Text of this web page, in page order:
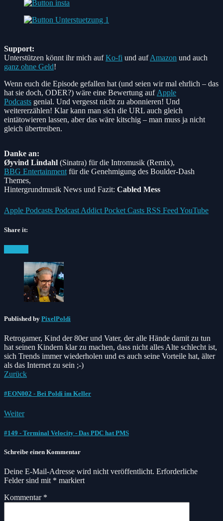
Support:
Unterstützen könnt ihr mich aufKo-fi und aufAmazon und auch
ganz ohne Geld!
Wenn euch die Episode gefallen hat (und seien wir mal ehrlich – das
hat sie doch, ODER?) wäre eine Bewertung auf Apple
Podcasts genial. Und vergesst nicht zu abonnieren! Und
weitererzählen! Klar kann man sich die URL auch gleich
eintätowieren lassen, aber das wäre kitschig – man muss ja nicht
gleich übertreiben.
Danke an:
Øyvind Lindahl (Sinatra) für die Intromusik (Remix),
BBG Entertainment für die Genehmigung des Boulder-Dash
Themes,
Hintergrundmusik News und Fazit: Cabled Mess
Apple Podcasts Podcast Addict Pocket Casts RSS Feed YouTube
Share it:
Published by PixelPoldi
Retrogamer, Kind der 80er und Vater, der alle Hände damit zu tun
hat seinen Kindern klar zu machen, dass nicht alles Alte schlecht ist,
sich Trends immer wiederholen und es auch seine Vorteile hat, älter
als das Internet zu sein ;-)
Zurück
#EON002 - Bei Poldi im Keller
Weiter
#149 - Terminal Velocity - Das PDC hat PMS
Schreibe einen Kommentar
Deine E-Mail-Adresse wird nicht veröffentlicht. Erforderliche
Felder sind mit * markiert
Kommentar *